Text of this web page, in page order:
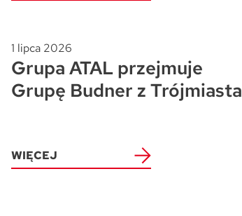
1 lipca 2026
Grupa ATAL przejmuje
Grupę Budner z Trójmiasta
WIĘCEJ